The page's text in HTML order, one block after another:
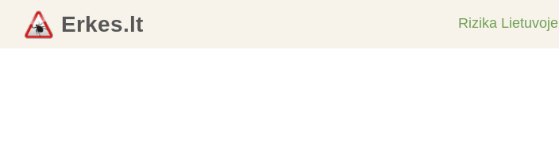
Erkes.lt Rizika Lietuvoje